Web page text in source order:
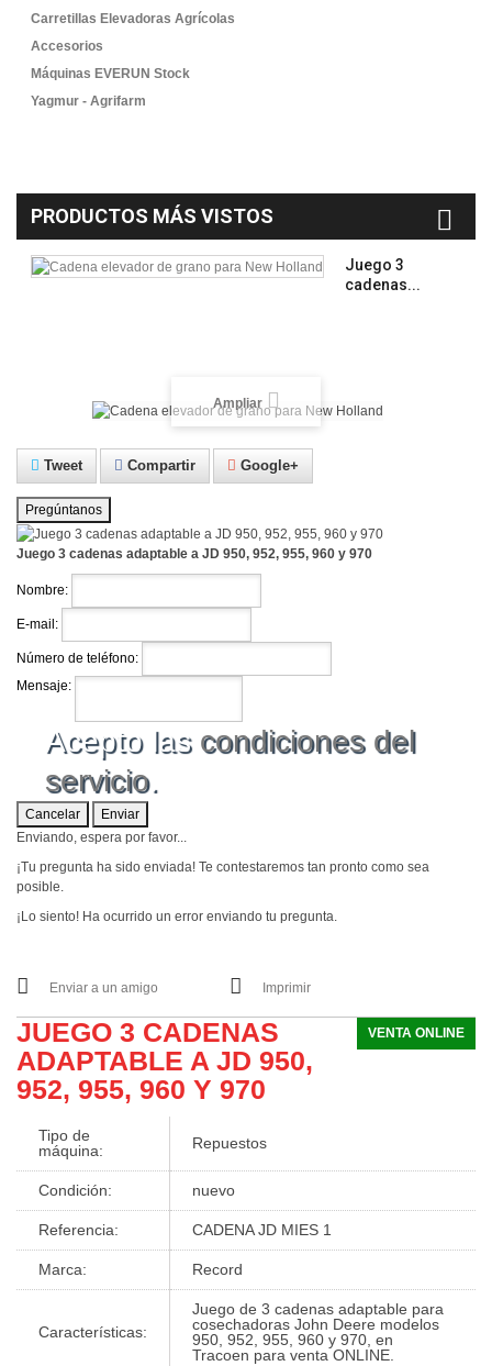
Carretillas Elevadoras Agrícolas
Accesorios
Máquinas EVERUN Stock
Yagmur - Agrifarm
PRODUCTOS MÁS VISTOS
Juego 3
cadenas...
Ampliar
Tweet Compartir Google+
Pregúntanos
Juego 3 cadenas adaptable a JD 950, 952, 955, 960 y 970
Nombre:
E-mail:
Número de teléfono:
Mensaje:
Acepto las condiciones del
servicio.
Cancelar
Enviar
Enviando, espera por favor...
¡Tu pregunta ha sido enviada! Te contestaremos tan pronto como sea
posible.
¡Lo siento! Ha ocurrido un error enviando tu pregunta.
Enviar a un amigo Imprimir
VENTA ONLINE
JUEGO 3 CADENAS
ADAPTABLE A JD 950,
952, 955, 960 Y 970
Tipo de
máquina:
Repuestos
Condición: nuevo
Referencia: CADENA JD MIES 1
Marca: Record
Características:
Juego de 3 cadenas adaptable para
cosechadoras John Deere modelos
950, 952, 955, 960 y 970, en
Tracoen para venta ONLINE.